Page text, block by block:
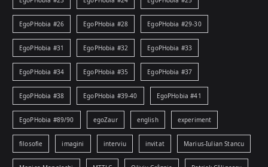
EgoPHobia #26 EgoPHobia #28 EgoPHobia #29-30
EgoPHobia #31 EgoPHobia #32 EgoPHobia #33
EgoPHobia #34 EgoPHobia #35 EgoPHobia #37
EgoPHobia #38 EgoPHobia #39-40 EgoPHobia #41
EgoPHobia #89/90 egoZaur english experiment
filosofie imagini interviu invitat Marius-Iulian Stancu